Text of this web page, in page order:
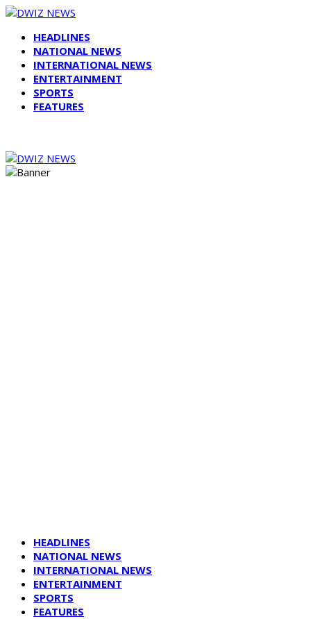
HEADLINES
NATIONAL NEWS
INTERNATIONAL NEWS
ENTERTAINMENT
SPORTS
FEATURES
HEADLINES
NATIONAL NEWS
INTERNATIONAL NEWS
ENTERTAINMENT
SPORTS
FEATURES